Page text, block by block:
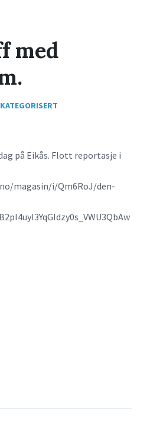
med
på Eikås. Flott reportasje i
magasin/i/Qm6RoJ/den-